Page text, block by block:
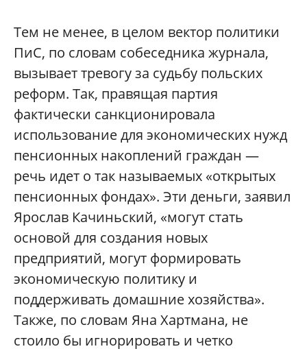
Тем не менее, в целом вектор политики
ПиС, по словам собеседника журнала,
вызывает тревогу за судьбу польских
реформ. Так, правящая партия
фактически санкционировала
использование для экономических нужд
пенсионных накоплений граждан —
речь идет о так называемых «открытых
пенсионных фондах». Эти деньги, заявил
Ярослав Качиньский, «могут стать
основой для создания новых
предприятий, могут формировать
экономическую политику и
поддерживать домашние хозяйства».
Также, по словам Яна Хартмана, не
стоило бы игнорировать и четко